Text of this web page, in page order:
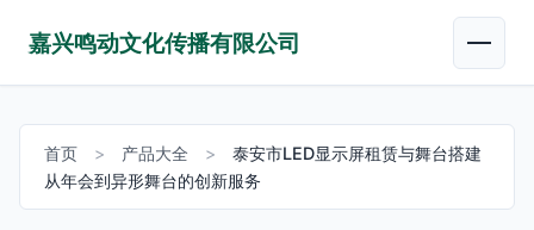
嘉兴鸣动文化传播有限公司
首页 > 产品大全 >
泰安市LED显示屏租赁与舞台搭建
从年会到异形舞台的创新服务